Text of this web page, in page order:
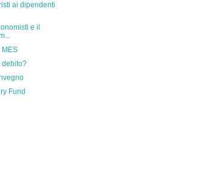
ai dipendenti
e il
MES
debito?
Fund